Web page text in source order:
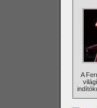
A